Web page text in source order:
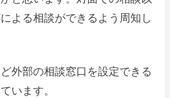
よる相談ができるよう周知し
外部の相談窓口を設定できる
います。